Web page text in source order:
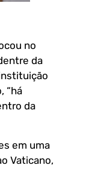
no
da
“há
da
em uma
Vaticano,